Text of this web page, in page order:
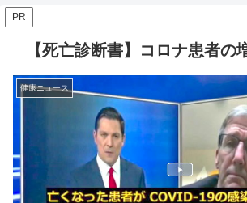
PR
【死亡診断書】コロナ患者の
健康ニュース